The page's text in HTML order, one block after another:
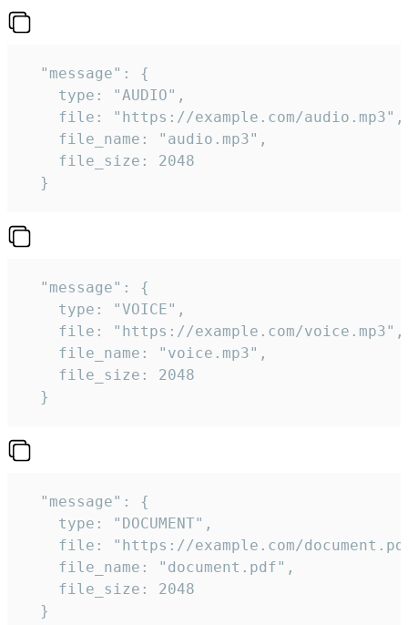
  "message": {
    type: "AUDIO",
    file: "https://example.com/audio.mp3",
    file_name: "audio.mp3",
    file_size: 2048
  }
  "message": {
    type: "VOICE",
    file: "https://example.com/voice.mp3",
    file_name: "voice.mp3",
    file_size: 2048
  }
  "message": {
    type: "DOCUMENT",
file: "https://example.com/
    file_name: "document.pdf",
    file_size: 2048
  }